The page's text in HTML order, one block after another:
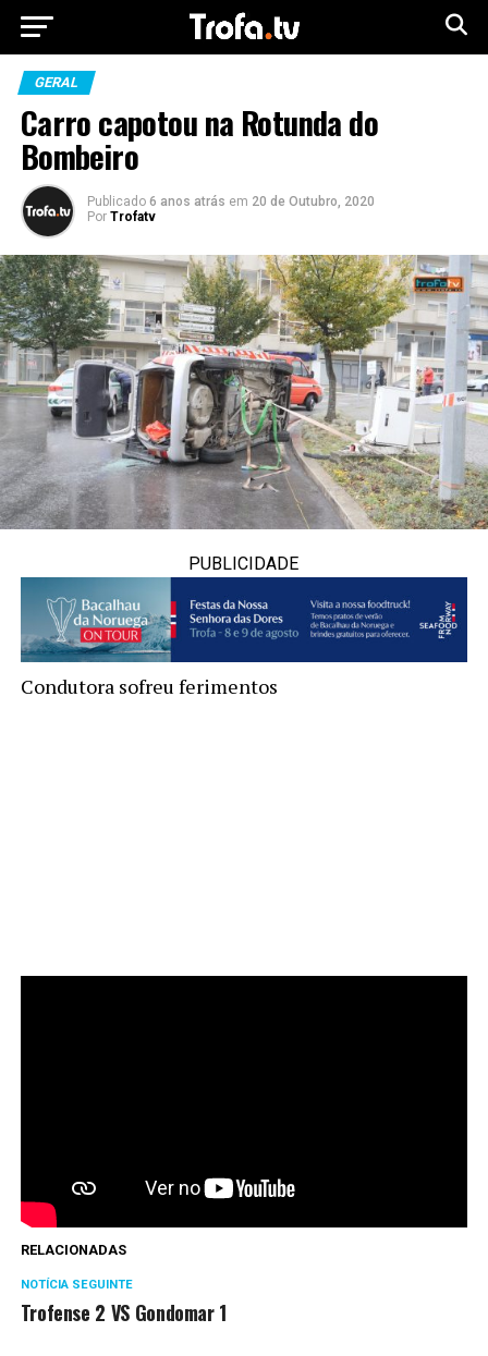
GERAL
Carro capotou na Rotunda do
Bombeiro
Publicado 6 anos atrás em 20 de Outubro, 2020
Por Trofatv
PUBLICIDADE
Condutora sofreu ferimentos
RELACIONADAS
NOTÍCIA SEGUINTE
Trofense 2 VS Gondomar 1